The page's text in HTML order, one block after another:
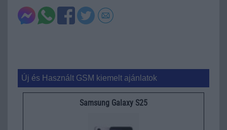
Új és Használt GSM kiemelt ajánlatok
Samsung Galaxy S25